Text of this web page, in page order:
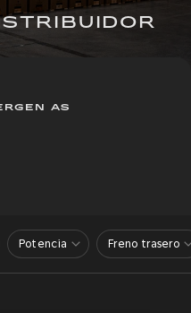
AS
Potencia Freno trasero